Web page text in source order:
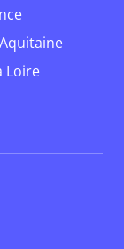
Aquitaine
Loire